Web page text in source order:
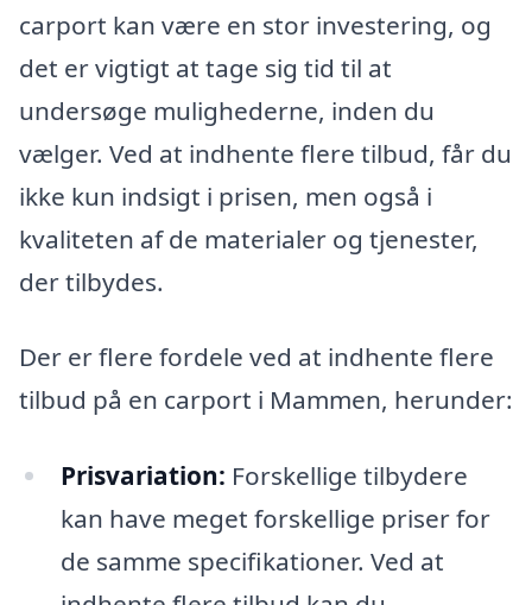
carport kan være en stor investering, og
det er vigtigt at tage sig tid til at
undersøge mulighederne, inden du
vælger. Ved at indhente flere tilbud, får du
ikke kun indsigt i prisen, men også i
kvaliteten af de materialer og tjenester,
der tilbydes.
Der er flere fordele ved at indhente flere
tilbud på en carport i Mammen, herunder:
Prisvariation: Forskellige tilbydere
kan have meget forskellige priser for
de samme specifikationer. Ved at